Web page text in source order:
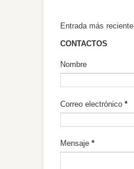
Entrada más reciente
CONTACTOS
Nombre
Correo electrónico *
Mensaje *